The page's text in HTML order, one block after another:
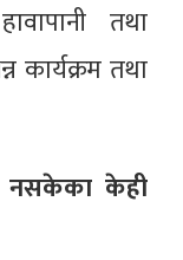
तथा
कार्यक्रम तथा
नसकेका केही